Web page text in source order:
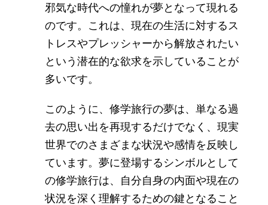
邪気な時代への憧れが夢となって現れる
のです。これは、現在の生活に対するス
トレスやプレッシャーから解放されたい
という潜在的な欲求を示していることが
多いです。
このように、修学旅行の夢は、単なる過
去の思い出を再現するだけでなく、現実
世界でのさまざまな状況や感情を反映し
ています。夢に登場するシンボルとして
の修学旅行は、自分自身の内面や現在の
状況を深く理解するための鍵となること